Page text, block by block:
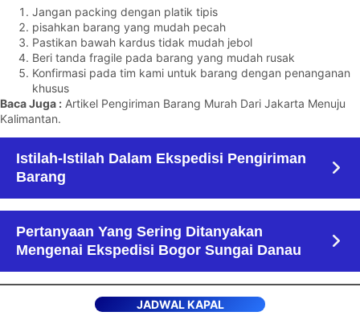
Jangan packing dengan platik tipis
pisahkan barang yang mudah pecah
Pastikan bawah kardus tidak mudah jebol
Beri tanda fragile pada barang yang mudah rusak
Konfirmasi pada tim kami untuk barang dengan penanganan
khusus
Baca Juga : Artikel Pengiriman Barang Murah Dari Jakarta Menuju
Kalimantan.
Istilah-Istilah Dalam Ekspedisi Pengiriman
Barang
Pertanyaan Yang Sering Ditanyakan
Mengenai Ekspedisi Bogor Sungai Danau
JADWAL KAPAL